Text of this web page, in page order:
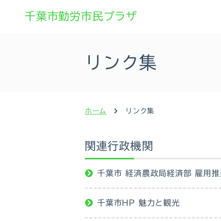
千葉市勤労市民プラザ
リンク集
ホーム リンク集
関連行政機関
千葉市 経済農政局経済部 雇用
千葉市HP 魅力と観光